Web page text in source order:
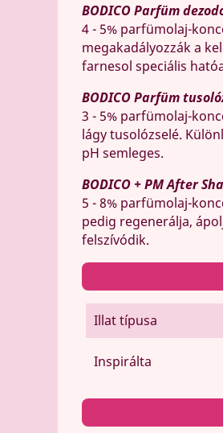
BODICO Parfüm
4 - 5% parfümolaj-
megakadályozzák a
farnesol speciális
BODICO Parfüm
3 - 5% parfümolaj-
lágy tusolózselé.
pH semleges.
BODICO + PM After
5 - 8% parfümolaj-
pedig regenerálja,
felszívódik.
Illat típusa
Inspirálta